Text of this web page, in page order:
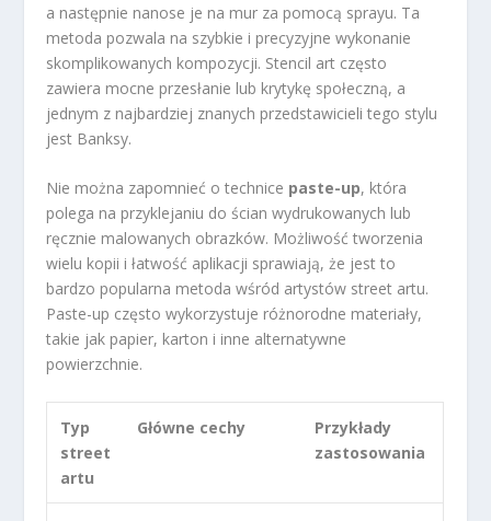
a następnie nanose je na mur za pomocą sprayu. Ta
metoda pozwala na szybkie i precyzyjne wykonanie
skomplikowanych kompozycji. Stencil art często
zawiera mocne przesłanie lub krytykę społeczną, a
jednym z najbardziej znanych przedstawicieli tego stylu
jest Banksy.
Nie można zapomnieć o technice paste-up, która
polega na przyklejaniu do ścian wydrukowanych lub
ręcznie malowanych obrazków. Możliwość tworzenia
wielu kopii i łatwość aplikacji sprawiają, że jest to
bardzo popularna metoda wśród artystów street artu.
Paste-up często wykorzystuje różnorodne materiały,
takie jak papier, karton i inne alternatywne
powierzchnie.
Typ
street
artu
Główne cechy
Przykłady
zastosowania